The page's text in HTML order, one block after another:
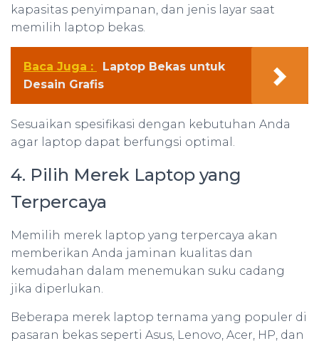
kapasitas penyimpanan, dan jenis layar saat
memilih laptop bekas.
Baca Juga :
Laptop Bekas untuk
Desain Grafis
Sesuaikan spesifikasi dengan kebutuhan Anda
agar laptop dapat berfungsi optimal.
4. Pilih Merek Laptop yang
Terpercaya
Memilih merek laptop yang terpercaya akan
memberikan Anda jaminan kualitas dan
kemudahan dalam menemukan suku cadang
jika diperlukan.
Beberapa merek laptop ternama yang populer di
pasaran bekas seperti Asus, Lenovo, Acer, HP, dan